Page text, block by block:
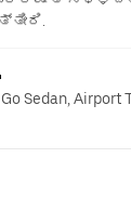
Sedan, Airport